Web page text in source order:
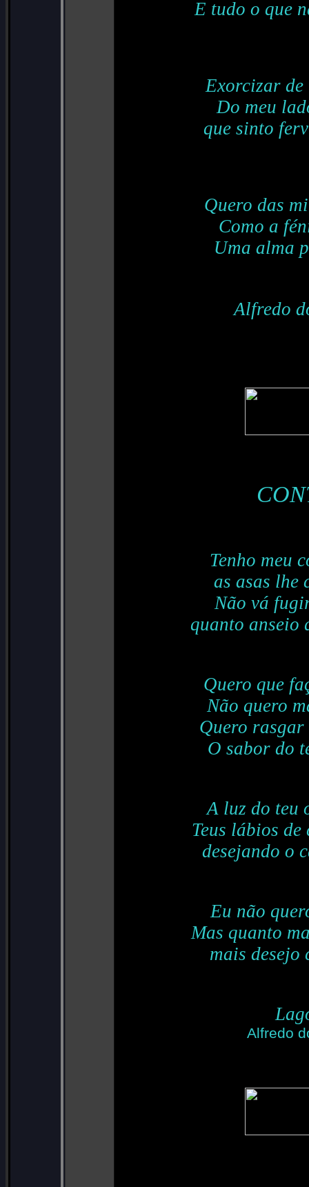
E tudo o que
Exorcizar de
Do meu
que sinto
Quero das
Como a
Uma alma
Alfredo
Tenho meu
as asas lhe
Não vá
quanto anseio
Quero que
Não quero
Quero rasgar
O sabor do
A luz do teu
Teus lábios
desejando o
Eu não
Mas quanto
mais desejo
Alfredo